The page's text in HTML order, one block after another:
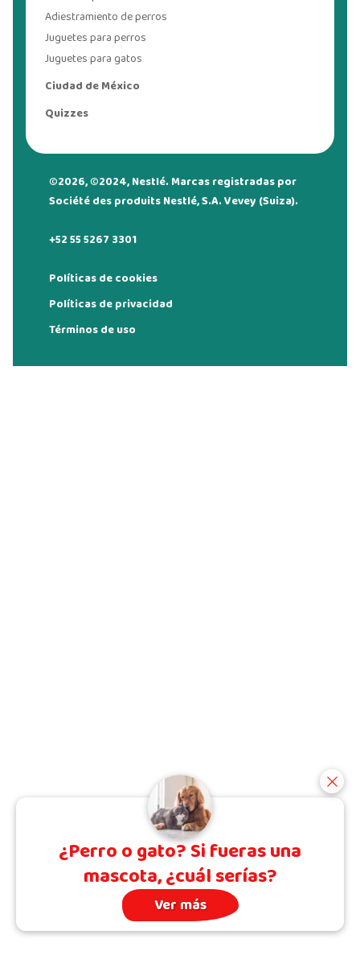
¿Perro o gato? Si fueras una
mascota, ¿cuál serías?
Ver más
Adiestramiento de perros
Juguetes para perros
Juguetes para gatos
Ciudad de México
Quizzes
©2026, ©2024, Nestlé. Marcas registradas por
Société des produits Nestlé, S.A. Vevey (Suiza).
+52 55 5267 3301
Políticas de cookies
Políticas de privacidad
Términos de uso